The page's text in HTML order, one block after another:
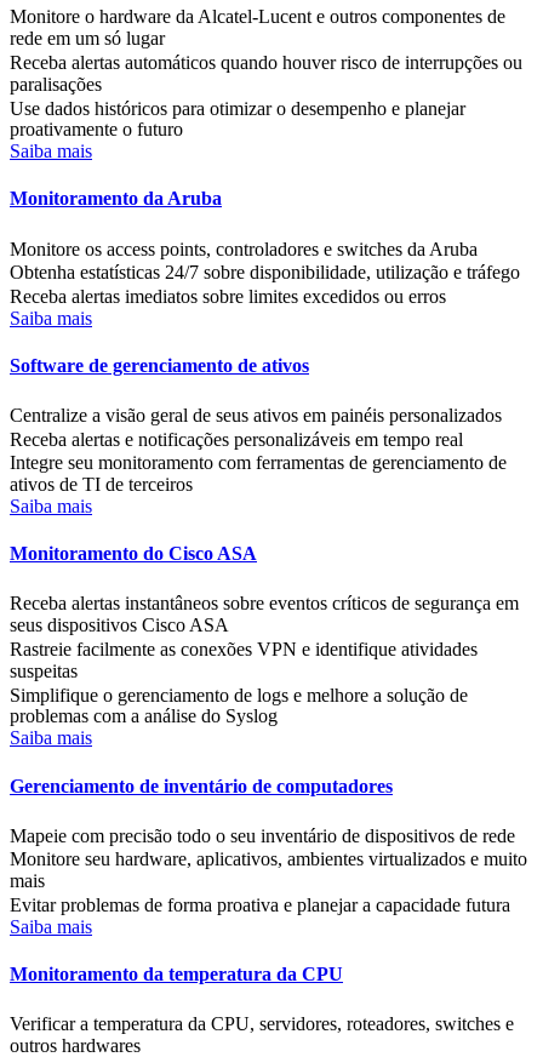
Monitore o hardware da Alcatel-Lucent e outros componentes de
rede em um só lugar
Receba alertas automáticos quando houver risco de interrupções ou
paralisações
Use dados históricos para otimizar o desempenho e planejar
proativamente o futuro
Saiba mais
Monitoramento da Aruba
Monitore os access points, controladores e switches da Aruba
Obtenha estatísticas 24/7 sobre disponibilidade, utilização e tráfego
Receba alertas imediatos sobre limites excedidos ou erros
Saiba mais
Software de gerenciamento de ativos
Centralize a visão geral de seus ativos em painéis personalizados
Receba alertas e notificações personalizáveis em tempo real
Integre seu monitoramento com ferramentas de gerenciamento de
ativos de TI de terceiros
Saiba mais
Monitoramento do Cisco ASA
Receba alertas instantâneos sobre eventos críticos de segurança em
seus dispositivos Cisco ASA
Rastreie facilmente as conexões VPN e identifique atividades
suspeitas
Simplifique o gerenciamento de logs e melhore a solução de
problemas com a análise do Syslog
Saiba mais
Gerenciamento de inventário de computadores
Mapeie com precisão todo o seu inventário de dispositivos de rede
Monitore seu hardware, aplicativos, ambientes virtualizados e muito
mais
Evitar problemas de forma proativa e planejar a capacidade futura
Saiba mais
Monitoramento da temperatura da CPU
Verificar a temperatura da CPU, servidores, roteadores, switches e
outros hardwares